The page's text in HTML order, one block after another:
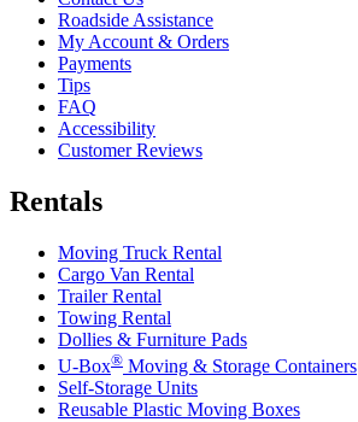
Roadside Assistance
My Account & Orders
Payments
Tips
FAQ
Accessibility
Customer Reviews
Rentals
Moving Truck Rental
Cargo Van Rental
Trailer Rental
Towing Rental
Dollies & Furniture Pads
U-Box® Moving & Storage Containers
Self-Storage Units
Reusable Plastic Moving Boxes